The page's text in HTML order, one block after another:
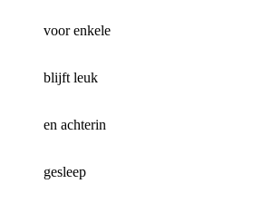
voor enkele
blijft leuk
en achterin
gesleep